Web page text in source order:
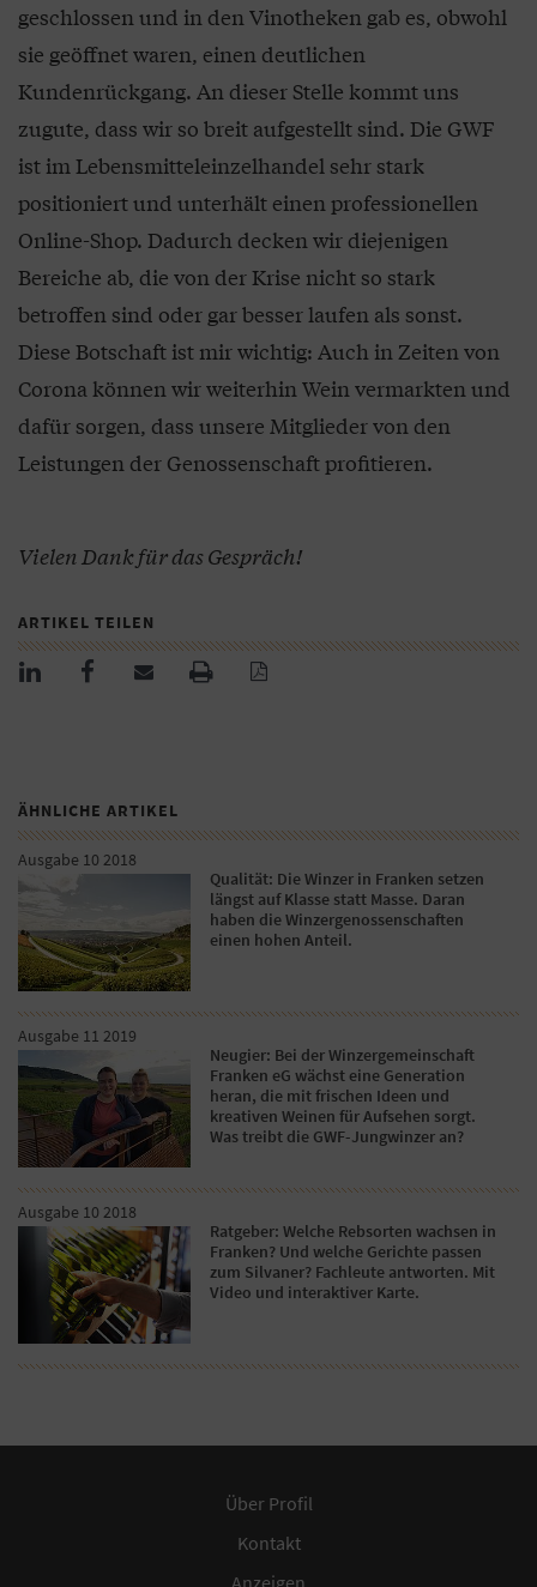
geschlossen und in den Vinotheken gab es, obwohl
sie geöffnet waren, einen deutlichen
Kundenrückgang. An dieser Stelle kommt uns
zugute, dass wir so breit aufgestellt sind. Die GWF
ist im Lebensmitteleinzelhandel sehr stark
positioniert und unterhält einen professionellen
Online-Shop. Dadurch decken wir diejenigen
Bereiche ab, die von der Krise nicht so stark
betroffen sind oder gar besser laufen als sonst.
Diese Botschaft ist mir wichtig: Auch in Zeiten von
Corona können wir weiterhin Wein vermarkten und
dafür sorgen, dass unsere Mitglieder von den
Leistungen der Genossenschaft profitieren.
Vielen Dank für das Gespräch!
ARTIKEL TEILEN
ÄHNLICHE ARTIKEL
Ausgabe 10 2018
Qualität: Die Winzer in Franken setzen
längst auf Klasse statt Masse. Daran
haben die Winzergenossenschaften
einen hohen Anteil.
Ausgabe 11 2019
Neugier: Bei der Winzergemeinschaft
Franken eG wächst eine Generation
heran, die mit frischen Ideen und
kreativen Weinen für Aufsehen sorgt.
Was treibt die GWF-Jungwinzer an?
Ausgabe 10 2018
Ratgeber: Welche Rebsorten wachsen in
Franken? Und welche Gerichte passen
zum Silvaner? Fachleute antworten. Mit
Video und interaktiver Karte.
Über Profil
Kontakt
Anzeigen